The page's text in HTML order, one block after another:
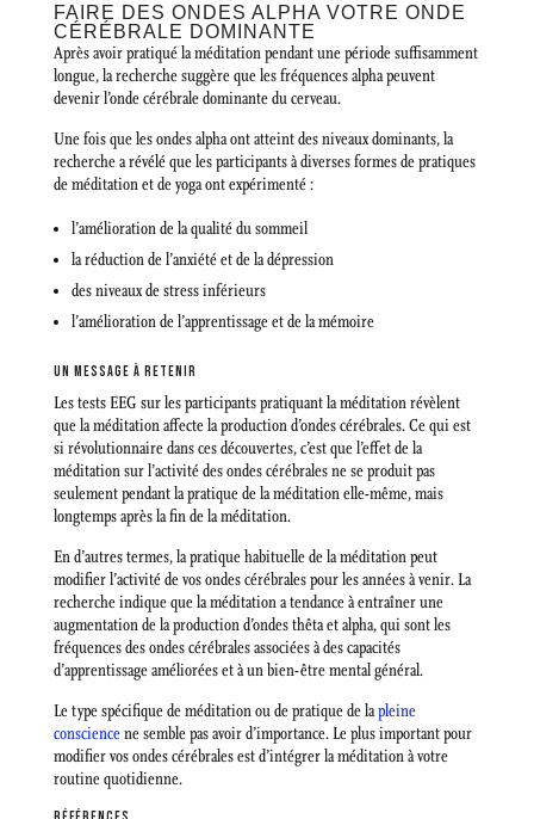
FAIRE DES ONDES ALPHA VOTRE ONDE
CÉRÉBRALE DOMINANTE
Après avoir pratiqué la méditation pendant une période suffisamment
longue, la recherche suggère que les fréquences alpha peuvent
devenir l’onde cérébrale dominante du cerveau.
Une fois que les ondes alpha ont atteint des niveaux dominants, la
recherche a révélé que les participants à diverses formes de pratiques
de méditation et de yoga ont expérimenté :
l’amélioration de la qualité du sommeil
la réduction de l’anxiété et de la dépression
des niveaux de stress inférieurs
l’amélioration de l’apprentissage et de la mémoire
UN MESSAGE À RETENIR
Les tests EEG sur les participants pratiquant la méditation révèlent
que la méditation affecte la production d’ondes cérébrales. Ce qui est
si révolutionnaire dans ces découvertes, c’est que l’effet de la
méditation sur l’activité des ondes cérébrales ne se produit pas
seulement pendant la pratique de la méditation elle-même, mais
longtemps après la fin de la méditation.
En d’autres termes, la pratique habituelle de la méditation peut
modifier l’activité de vos ondes cérébrales pour les années à venir. La
recherche indique que la méditation a tendance à entraîner une
augmentation de la production d’ondes thêta et alpha, qui sont les
fréquences des ondes cérébrales associées à des capacités
d’apprentissage améliorées et à un bien-être mental général.
Le type spécifique de méditation ou de pratique de lapleine
consciencene semble pas avoir d’importance. Le plus important pour
modifier vos ondes cérébrales est d’intégrer la méditation à votre
routine quotidienne.